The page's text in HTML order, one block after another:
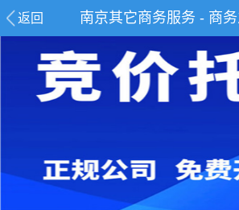
返回 南京其它商务服务 - 商